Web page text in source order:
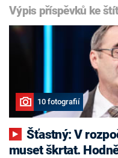
Výpis příspěvků ke
10 fotografií
Šťastný: V rozpočtu na příští rok se bude
muset škrtat.